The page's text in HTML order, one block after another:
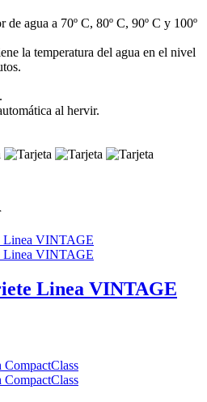
agua a 70º C, 80º C, 90º C y 100º
la temperatura del agua en el nivel
al hervir.
Linea VINTAGE